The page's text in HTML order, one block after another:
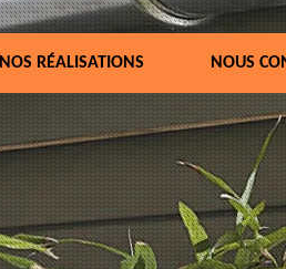
NOS RÉALISATIONS NOUS